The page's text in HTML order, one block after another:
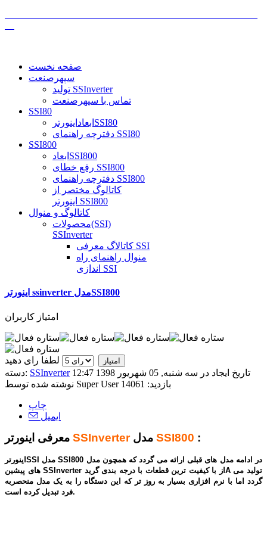
صفحه نخست
سپهرصنعت
تولید SSInverter
تماس با سپهرصنعت
SSI80
ابعاداینورترSSI80
دفترچه راهنمای SSI80
SSI800
ابعادSSI800
رفع خطای SSI800
دفترچه راهنمای SSI800
کاتالوگ مختصر از
اینورتر SSI800
کاتالوگ و منوال
محصولات(SSI)
SSInverter
کاتالاگ معرفی SSI
منوال راهنمای راه
اندازی SSI
اینورتر ssinverter مدلSSI800
امتیاز کاربران
لطفا رای دهید
دسته: SSInverter
تاریخ ایجاد در سه شنبه, 05 شهریور 1398 12:47
Super User بازدید: 14061
چاپ
ایمیل
SSInverter SSI800 :
اینورترSSI مدل SSI800 در ادامه مدل های قبلی ارائه می گردد که همچون مدل
های پیشین SSInverter از با کیفیت ترین قطعات با درجه بندی گریدA تولید می
گردد اما با نرم افزاری بسیار به روز تر که این دستگاه را به یک مدل منحصربه
فرد تبدیل کرده است.